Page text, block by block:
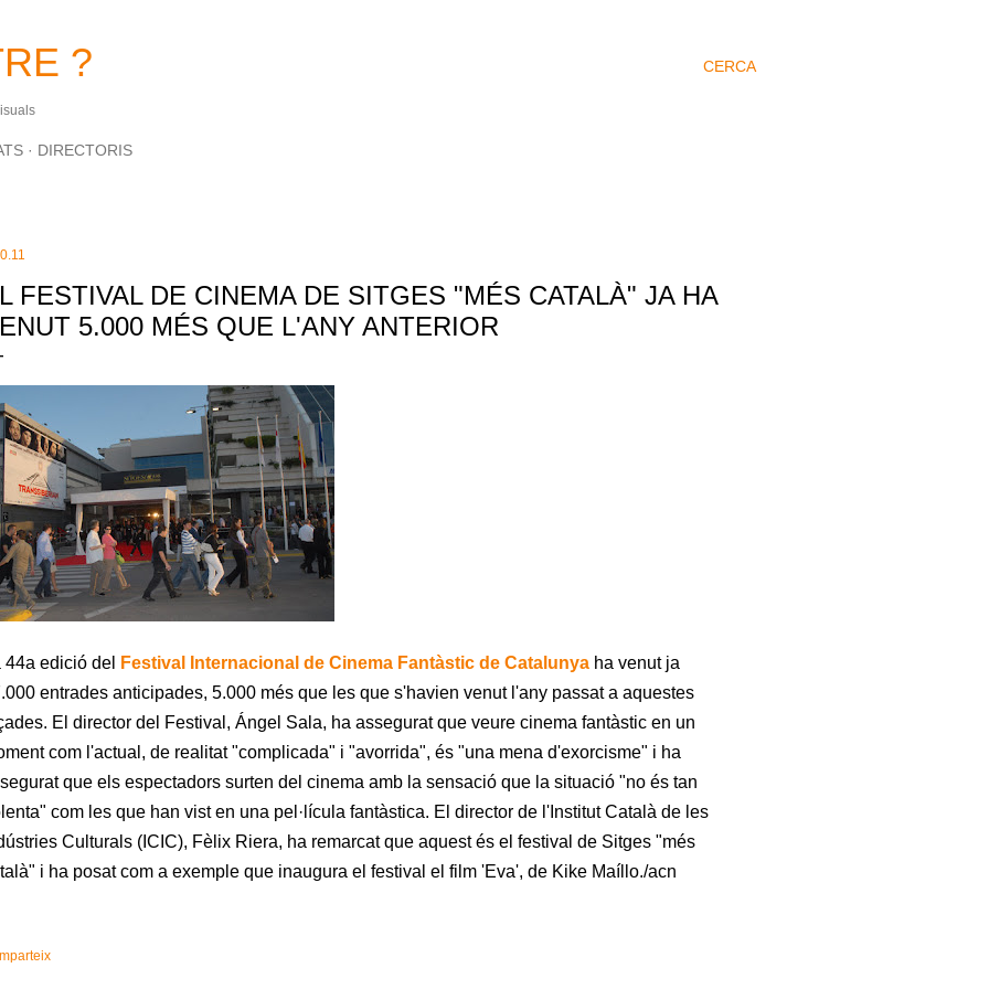
CERCA
?
DIRECTORIS
FESTIVAL DE CINEMA DE SITGES "MÉS CATALÀ" JA HA
5.000 MÉS QUE L'ANY ANTERIOR
44a edició del Festival Internacional de Cinema Fantàstic de Catalunya ha venut ja
entrades anticipades, 5.000 més que les que s'havien venut l'any passat a aquestes
El director del Festival, Ángel Sala, ha assegurat que veure cinema fantàstic en un
com l'actual, de realitat "complicada" i "avorrida", és "una mena d'exorcisme" i ha
que els espectadors surten del cinema amb la sensació que la situació "no és tan
com les que han vist en una pel·lícula fantàstica. El director de l'Institut Català de les
Culturals (ICIC), Fèlix Riera, ha remarcat que aquest és el festival de Sitges "més
i ha posat com a exemple que inaugura el festival el film 'Eva', de Kike Maíllo./acn